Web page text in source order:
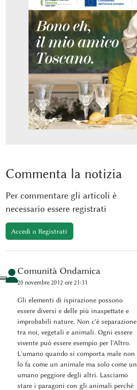
Commenta la notizia
Per commentare gli articoli è
necessario essere registrati
Accedi o Registrati
Comunità Ondamica
20 novembre 2012 ore 21:31
Gli elementi di ispirazione possono
essere diversi e delle più inaspettate e
improbabili nature. Non c'è separazione
tra noi, vegetali e animali. Ogni essere
vivente può essere esempio per l'Altro.
L'umano quando si comporta male non
lo fa come un animale ma solo come un
umano peggiore degli altri. Lasciamo
stare i paragoni con gli animali perché